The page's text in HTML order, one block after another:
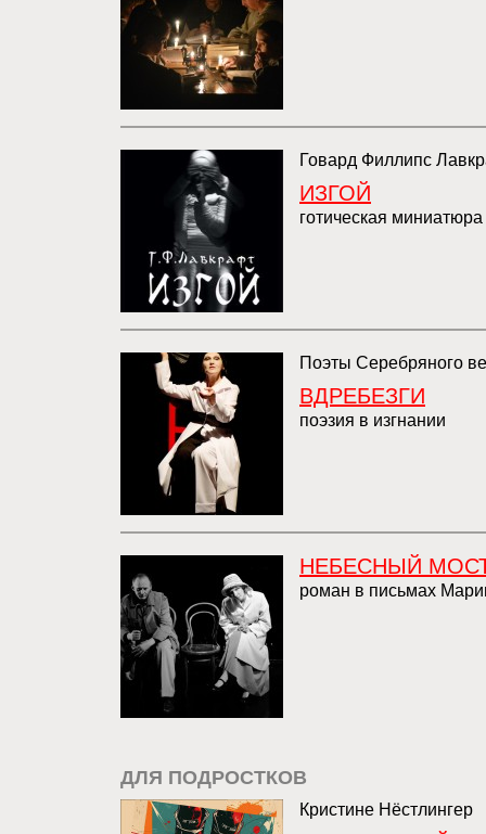
Говард Филлипс
ИЗГОЙ
готическая миниатюра
Поэты Серебряного
ВДРЕБЕЗГИ
поэзия в изгнании
НЕБЕСНЫЙ
роман в письмах
ДЛЯ ПОДРОСТКОВ
Кристине Нёстлингер